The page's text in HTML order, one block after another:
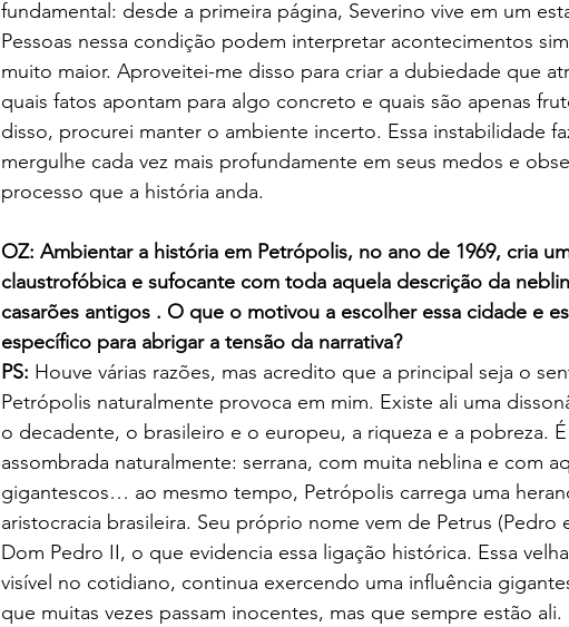
fundamental: desde a primeira página, Severino vive em um
Pessoas nessa condição podem interpretar acontecimentos
muito maior. Aproveitei-me disso para criar a dubiedade que
quais fatos apontam para algo concreto e quais são apenas
disso, procurei manter o ambiente incerto. Essa instabilidade
mergulhe cada vez mais profundamente em seus medos e
processo que a história anda.
OZ: Ambientar a história em Petrópolis, no ano de 1969, cria
claustrofóbica e sufocante com toda aquela descrição da
casarões antigos . O que o motivou a escolher essa cidade e
específico para abrigar a tensão da narrativa?
PS: Houve várias razões, mas acredito que a principal seja o
Petrópolis naturalmente provoca em mim. Existe ali uma
o decadente, o brasileiro e o europeu, a riqueza e a pobreza.
assombrada naturalmente: serrana, com muita neblina e com
gigantescos… ao mesmo tempo, Petrópolis carrega uma
aristocracia brasileira. Seu próprio nome vem de Petrus (Pedro
Dom Pedro II, o que evidencia essa ligação histórica. Essa
visível no cotidiano, continua exercendo uma influência
que muitas vezes passam inocentes, mas que sempre estão